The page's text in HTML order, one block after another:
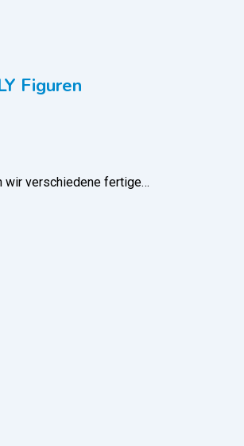
Figuren
wir verschiedene fertige…